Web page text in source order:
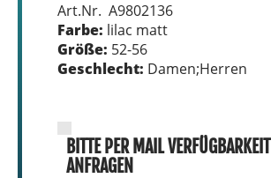
Art.Nr. A9802136
Farbe: lilac matt
Größe: 52-56
Geschlecht: Damen;Herren
BITTE PER MAIL VERFÜGBARKEIT
ANFRAGEN